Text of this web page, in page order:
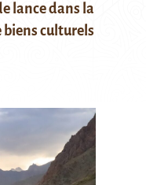
lance dans la
culturels